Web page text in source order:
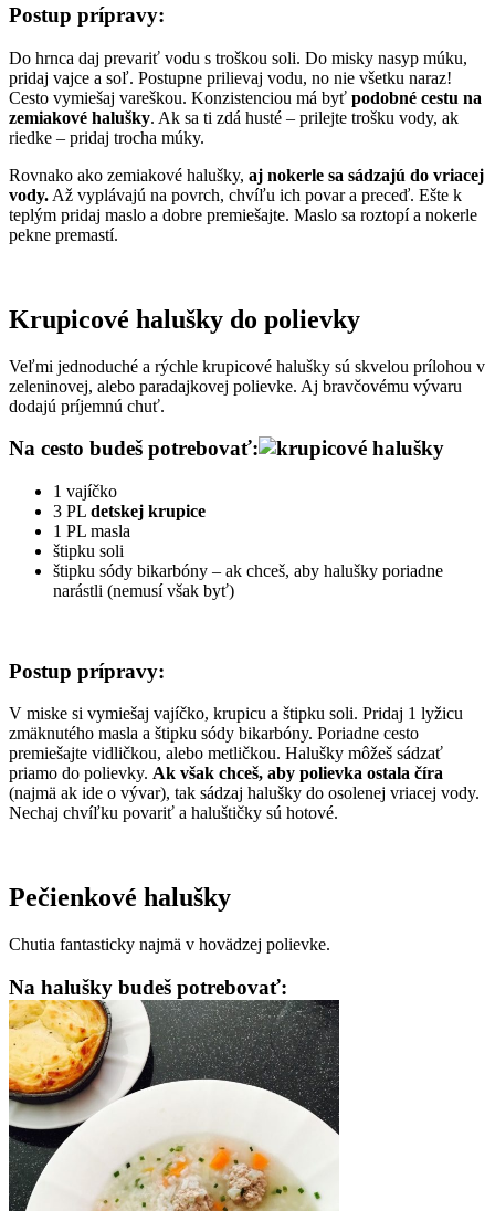
Postup prípravy:
Do hrnca daj prevariť vodu s troškou soli. Do misky nasyp múku,
pridaj vajce a soľ. Postupne prilievaj vodu, no nie všetku naraz!
Cesto vymiešaj vareškou. Konzistenciou má byť podobné cestu na
zemiakové halušky. Ak sa ti zdá husté – prilejte trošku vody, ak
riedke – pridaj trocha múky.
Rovnako ako zemiakové halušky, aj nokerle sa sádzajú do vriacej
vody. Až vyplávajú na povrch, chvíľu ich povar a preceď. Ešte k
teplým pridaj maslo a dobre premiešajte. Maslo sa roztopí a nokerle
pekne premastí.
Krupicové halušky do polievky
Veľmi jednoduché a rýchle krupicové halušky sú skvelou prílohou v
zeleninovej, alebo paradajkovej polievke. Aj bravčovému vývaru
dodajú príjemnú chuť.
Na cesto budeš potrebovať:
1 vajíčko
3 PL detskej krupice
1 PL masla
štipku soli
štipku sódy bikarbóny – ak chceš, aby halušky poriadne
narástli (nemusí však byť)
Postup prípravy:
V miske si vymiešaj vajíčko, krupicu a štipku soli. Pridaj 1 lyžicu
zmäknutého masla a štipku sódy bikarbóny. Poriadne cesto
premiešajte vidličkou, alebo metličkou. Halušky môžeš sádzať
priamo do polievky. Ak však chceš, aby polievka ostala číra
(najmä ak ide o vývar), tak sádzaj halušky do osolenej vriacej vody.
Nechaj chvíľku povariť a haluštičky sú hotové.
Pečienkové halušky
Chutia fantasticky najmä v hovädzej polievke.
Na halušky budeš potrebovať: